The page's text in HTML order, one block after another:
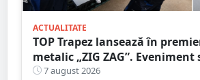
ACTUALITATE
TOP Trapez lansează în
metalic „ZIG ZAG”.
în Grădina Romei
7 august 2026